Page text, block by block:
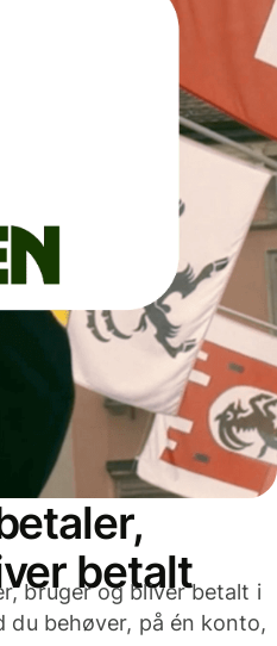
betalt
bruger og bliver betalt i
du behøver, på én konto,